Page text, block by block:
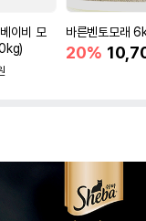
이비 모
바른벤토모래
20%